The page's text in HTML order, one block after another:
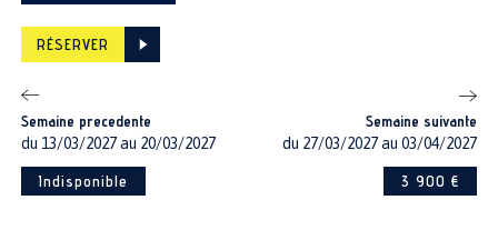
RÉSERVER
Semaine precedente
du 13/03/2027 au 20/03/2027
Indisponible
Semaine suivante
du 27/03/2027 au 03/04/2027
3 900 €